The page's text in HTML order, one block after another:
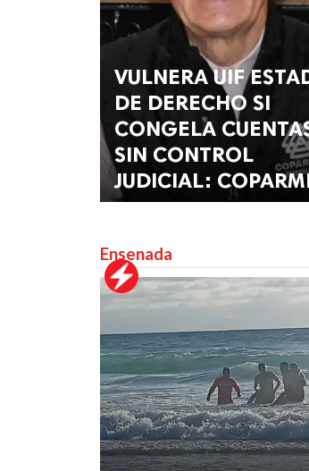
VULNERA UIF
DE DERECHO SI
CONGELA
SIN CONTROL
JUDICIAL:
Ensenada